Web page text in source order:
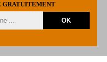
GRATUITEMENT